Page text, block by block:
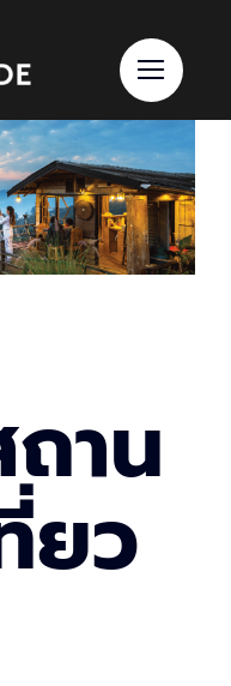
าน
ยว